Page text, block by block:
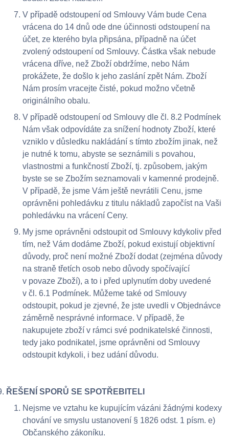
V případě odstoupení od Smlouvy Vám bude Cena
vrácena do 14 dnů ode dne účinnosti odstoupení na
účet, ze kterého byla připsána, případně na účet
zvolený odstoupení od Smlouvy. Částka však nebude
vrácena dříve, než Zboží obdržíme, nebo Nám
prokážete, že došlo k jeho zaslání zpět Nám. Zboží
Nám prosím vracejte čisté, pokud možno včetně
originálního obalu.
V případě odstoupení od Smlouvy dle čl. 8.2 Podmínek
Nám však odpovídáte za snížení hodnoty Zboží, které
vzniklo v důsledku nakládání s tímto zbožím jinak, než
je nutné k tomu, abyste se seznámili s povahou,
vlastnostmi a funkčností Zboží, tj. způsobem, jakým
byste se se Zbožím seznamovali v kamenné prodejně.
V případě, že jsme Vám ještě nevrátili Cenu, jsme
oprávněni pohledávku z titulu nákladů započíst na Vaši
pohledávku na vrácení Ceny.
My jsme oprávněni odstoupit od Smlouvy kdykoliv před
tím, než Vám dodáme Zboží, pokud existují objektivní
důvody, proč není možné Zboží dodat (zejména důvody
na straně třetích osob nebo důvody spočívající
v povaze Zboží), a to i před uplynutím doby uvedené
v čl. 6.1 Podmínek. Můžeme také od Smlouvy
odstoupit, pokud je zjevné, že jste uvedli v Objednávce
záměrně nesprávné informace. V případě, že
nakupujete zboží v rámci své podnikatelské činnosti,
tedy jako podnikatel, jsme oprávněni od Smlouvy
odstoupit kdykoli, i bez udání důvodu.
ŘEŠENÍ SPORŮ SE SPOTŘEBITELI
Nejsme ve vztahu ke kupujícím vázáni žádnými kodexy
chování ve smyslu ustanovení § 1826 odst. 1 písm. e)
Občanského zákoníku.